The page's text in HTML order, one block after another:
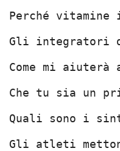
Perché vitamine
Gli integratori
Come mi
Che tu sia un
Quali sono i
Gli atleti